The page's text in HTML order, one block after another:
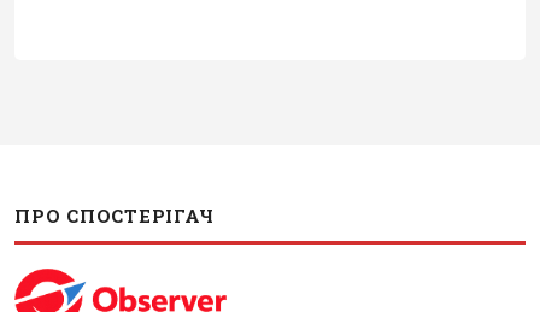
ПРО СПОСТЕРІГАЧ